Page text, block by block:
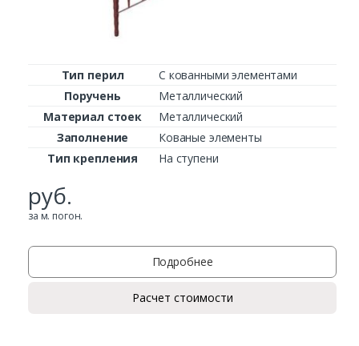
Комментарий к заказу
Тип перил
С кованными элементами
Поручень
Металлический
Материал стоек
Металлический
Заполнение
Кованые элементы
Тип крепления
На ступени
руб.
за м. погон.
Подробнее
Расчет стоимости